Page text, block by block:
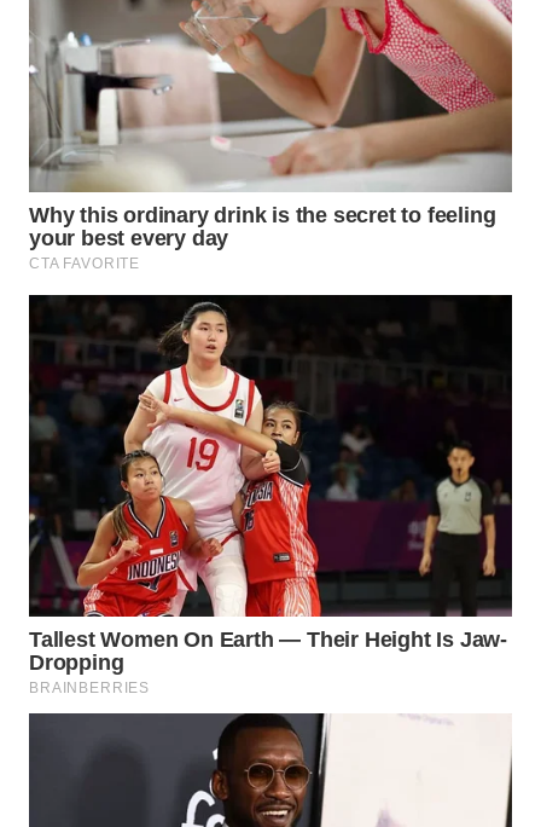
SUMEDANG
WN
CIANJUR
WN
KEPULAUAN
SERIBU
WN
TANGERANG
BINJAI
CIREBON
WN
INDRAMAYU
WN
KUNINGAN